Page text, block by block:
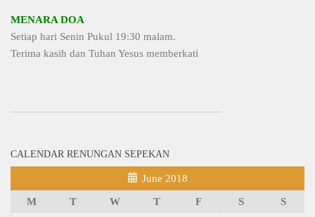
MENARA DOA
Setiap hari Senin Pukul 19:30 malam.
Terima kasih dan Tuhan Yesus memberkati
CALENDAR RENUNGAN SEPEKAN
June 2018
M T W T F S
S